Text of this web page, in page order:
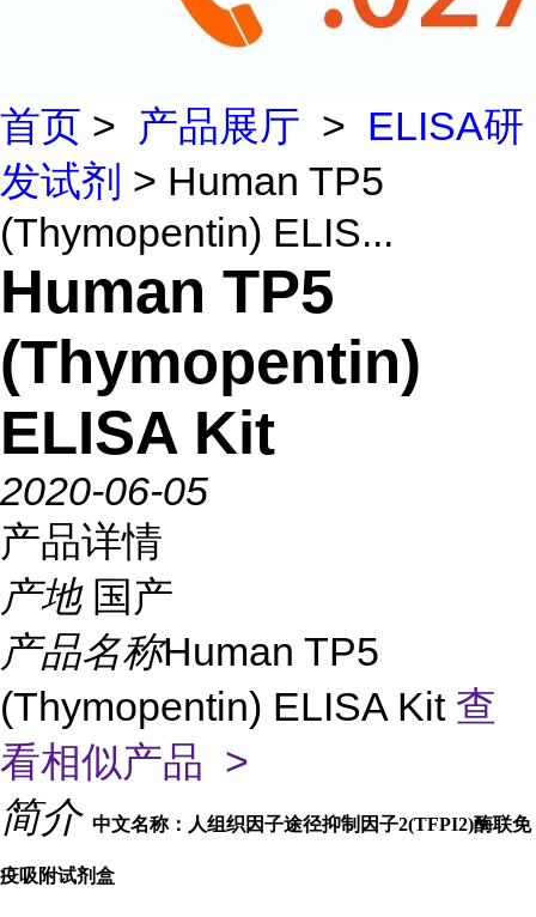
首页 > 产品展厅 > ELISA研
发试剂 > Human TP5
(Thymopentin) ELIS...
Human TP5
(Thymopentin)
ELISA Kit
2020-06-05
产品详情
产地 国产
产品名称Human TP5
(Thymopentin) ELISA Kit 查
看相似产品 >
简介 中文名称：人组织因子途径抑制因子2(TFPI2)酶联免
疫吸附试剂盒